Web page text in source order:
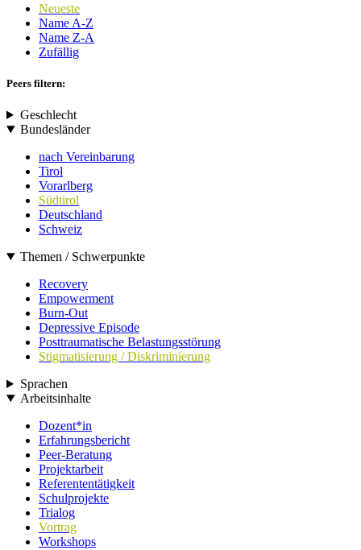
Neueste
Name A-Z
Name Z-A
Zufällig
Peers filtern:
Geschlecht
Bundesländer
nach Vereinbarung
Tirol
Vorarlberg
Südtirol
Deutschland
Schweiz
Themen / Schwerpunkte
Recovery
Empowerment
Burn-Out
Depressive Episode
Posttraumatische Belastungsstörung
Stigmatisierung / Diskriminierung
Sprachen
Arbeitsinhalte
Dozent*in
Erfahrungsbericht
Peer-Beratung
Projektarbeit
Referententätigkeit
Schulprojekte
Trialog
Vortrag
Workshops